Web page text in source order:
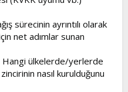
sürecinin ayrıntılı olarak
net adımlar sunan
Hangi ülkelerde/yerlerde
nasıl kurulduğunu